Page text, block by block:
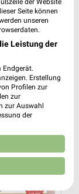
für
Seite können
unseren
Leistung der
Endgerät.
Erstellung
Profilen zur
zur
zur Auswahl
der
und
zur Auswahl
und in die